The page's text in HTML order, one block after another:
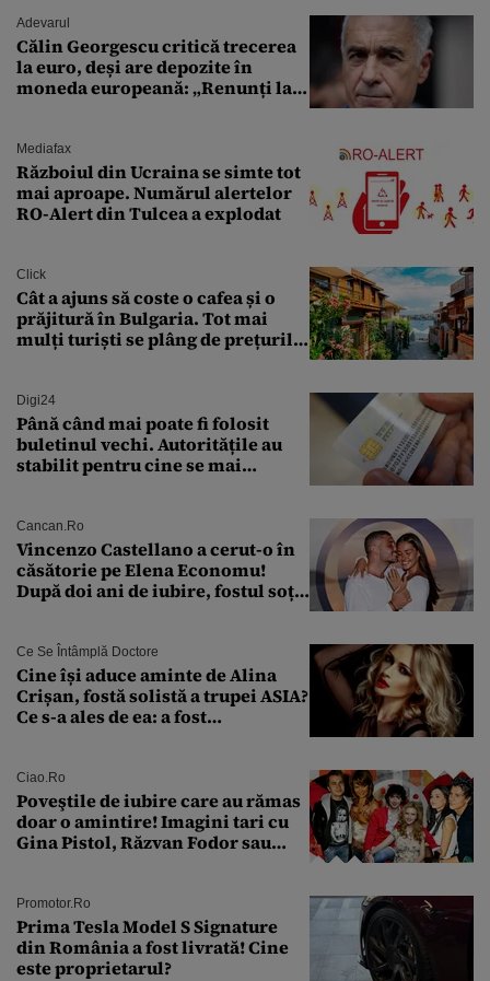
Adevarul
Călin Georgescu critică trecerea
la euro, deși are depozite în
moneda europeană: „Renunți la
Mediafax
Războiul din Ucraina se simte tot
mai aproape. Numărul alertelor
RO-Alert din Tulcea a explodat
Click
Cât a ajuns să coste o cafea și o
prăjitură în Bulgaria. Tot mai
mulți turiști se plâng de prețurile
Digi24
Până când mai poate fi folosit
buletinul vechi. Autoritățile au
stabilit pentru cine se mai
Cancan.ro
Vincenzo Castellano a cerut-o în
căsătorie pe Elena Economu!
După doi ani de iubire, fostul soț
Ce Se Întâmplă Doctore
Cine își aduce aminte de Alina
Crișan, fostă solistă a trupei ASIA?
Ce s-a ales de ea: a fost
Ciao.ro
Poveştile de iubire care au rămas
doar o amintire! Imagini tari cu
Gina Pistol, Răzvan Fodor sau
Promotor.ro
Prima Tesla Model S Signature
din România a fost livrată! Cine
este proprietarul?